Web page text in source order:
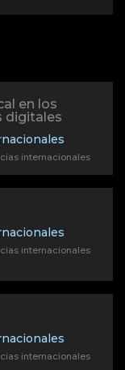
en los
digitales
internacionales
internacionales
internacionales